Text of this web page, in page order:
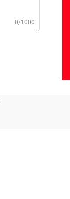
0/1000